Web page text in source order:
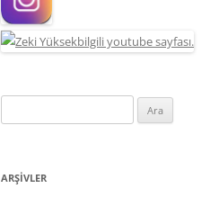
ARŞIVLER